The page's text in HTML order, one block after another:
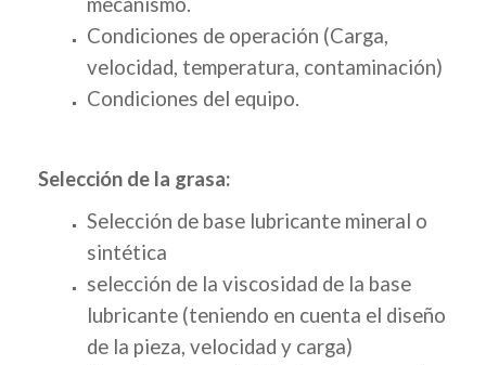
mecanismo.
Condiciones de operación (Carga,
velocidad, temperatura, contaminación)
Condiciones del equipo.
Selección de la grasa:
Selección de base lubricante mineral o
sintética
selección de la viscosidad de la base
lubricante (teniendo en cuenta el diseño
de la pieza, velocidad y carga)